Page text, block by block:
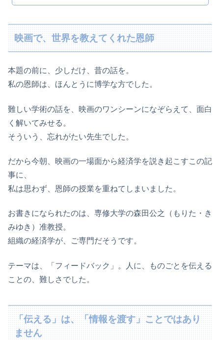
映画で、世界を教えてくれた恩師
本題の前に、少しだけ、昔の話を。
私の恩師は、ほんとうに博学な方でした。
難しい学術の話を、映画のワンシーンになぞらえて、面白
く解いてみせる。
そういう、忘れがたい先生でした。
だから今朝、映画の一場面から経済学を説き起こすこの記
事に、
私は思わず、恩師の授業を重ねてしまいました。
お書きになられたのは、専修大学の森田公之（もりた・き
みゆき）准教授。
組織の経済学が、ご専門だそうです。
テーマは、「フィードバック」。人に、ものごとを伝える
ことの、難しさでした。
「伝える」は、「情報を渡す」ことではあり
ません